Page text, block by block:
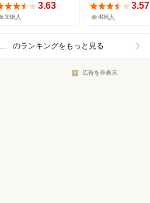
3.63
338人
3.57
406人
池田・箕面×レストラン のランキングをもっと見る
広告を非表示